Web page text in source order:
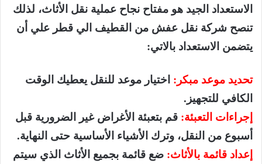
الاستعداد الجيد هو مفتاح نجاح عملية نقل الأثاث، لذلك
تنصح شركة نقل عفش من القطيف الي قطر علي أن
يتضمن الاستعداد بالاتي:
تحديد موعد مبكر: اختيار موعد للنقل يعطيك الوقت
الكافي للتجهيز.
إجراءات التعبئة: قم بتعبئة الأغراض غير الضرورية قبل
أسبوع من النقل، وترك الأشياء الأساسية حتى النهاية.
إعداد قائمة بالأثاث: ضع قائمة بجميع الأثاث الذي سيتم